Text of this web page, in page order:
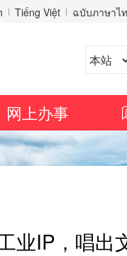
Tiếng Việt ฉบับภาษาไ
网上办事
业IP，唱出